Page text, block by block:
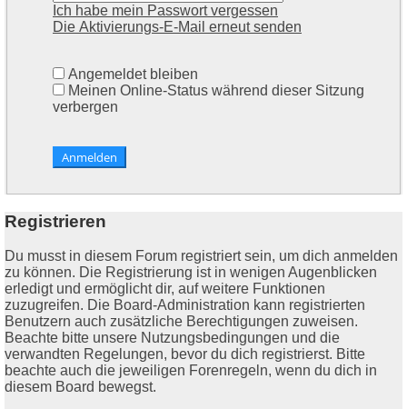
Ich habe mein Passwort vergessen
Die Aktivierungs-E-Mail erneut senden
Angemeldet bleiben
Meinen Online-Status während dieser Sitzung
verbergen
Registrieren
Du musst in diesem Forum registriert sein, um dich anmelden
zu können. Die Registrierung ist in wenigen Augenblicken
erledigt und ermöglicht dir, auf weitere Funktionen
zuzugreifen. Die Board-Administration kann registrierten
Benutzern auch zusätzliche Berechtigungen zuweisen.
Beachte bitte unsere Nutzungsbedingungen und die
verwandten Regelungen, bevor du dich registrierst. Bitte
beachte auch die jeweiligen Forenregeln, wenn du dich in
diesem Board bewegst.